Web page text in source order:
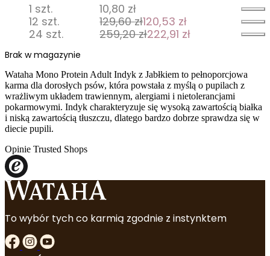
1 szt. 10,80 zł
12 szt.
129,60zł
Pierwotna
cena
120,53 zł
Aktualna
cena
24 szt. 259,20zł
Pierwotna
259,20 zł.
222,91 zł
Aktualna
222,91 zł.
Brak w magazynie
Wataha Mono Protein Adult Indyk z Jabłkiem to pełnoporcjowa
karma dla dorosłych psów, która powstała z myślą o pupilach z
wrażliwym układem trawiennym, alergiami i nietolerancjami
pokarmowymi. Indyk charakteryzuje się wysoką zawartością białka
i niską zawartością tłuszczu, dlatego bardzo dobrze sprawdza się w
diecie pupili.
Opinie Trusted Shops
To wybór tych co karmią zgodnie z instynktem